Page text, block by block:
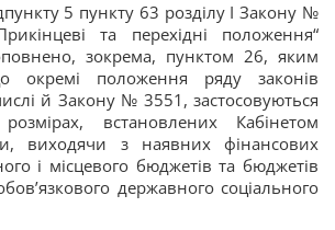
5 пункту 63 розділу І Закону №
та перехідні положення“
зокрема, пунктом 26, яким
окремі положення ряду законів
й Закону № 3551, застосовуються
встановлених Кабінетом
виходячи з наявних фінансових
і місцевого бюджетів та бюджетів
державного соціального